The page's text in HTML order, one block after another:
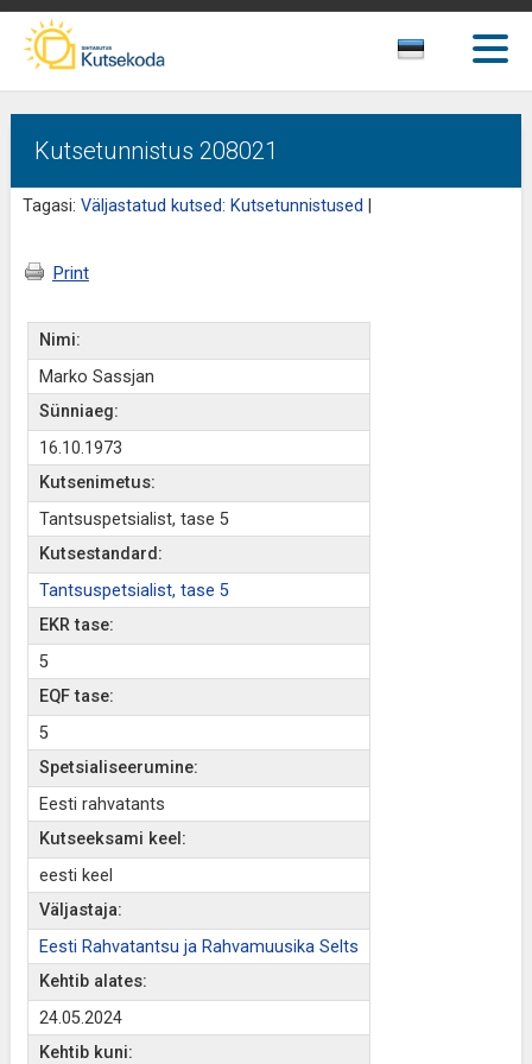
Kutsetunnistus 208021
Tagasi: Väljastatud kutsed: Kutsetunnistused
Print
Nimi:
Marko Sassjan
Sünniaeg:
16.10.1973
Kutsenimetus:
Tantsuspetsialist, tase 5
Kutsestandard:
Tantsuspetsialist, tase 5
EKR tase:
5
EQF tase:
5
Spetsialiseerumine:
Eesti rahvatants
Kutseeksami keel:
eesti keel
Väljastaja:
Eesti Rahvatantsu ja Rahvamuusika Selts
Kehtib alates:
24.05.2024
Kehtib kuni: